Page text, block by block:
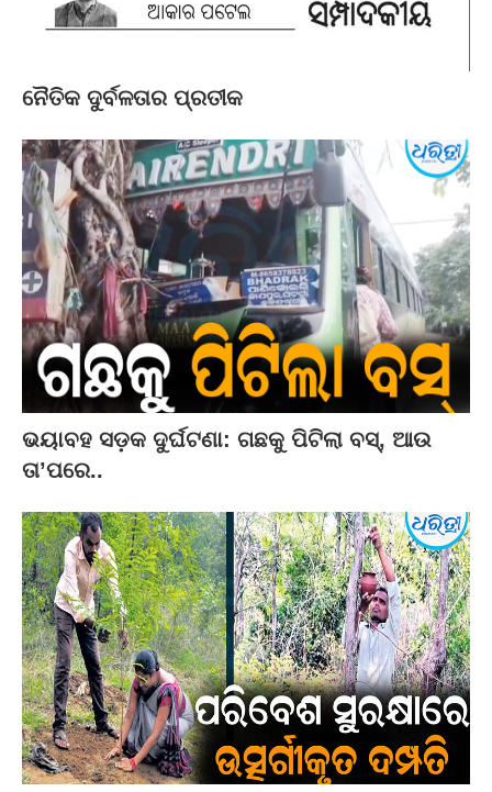
ନୈତିକ ଦୁର୍ବଳତାର ପ୍ରତୀକ
ଭୟାବହ ସଡ଼କ ଦୁର୍ଘଟଣା: ଗଛକୁ ପିଟିଲା ବସ୍‌, ଆଉ
ତା’ପରେ..